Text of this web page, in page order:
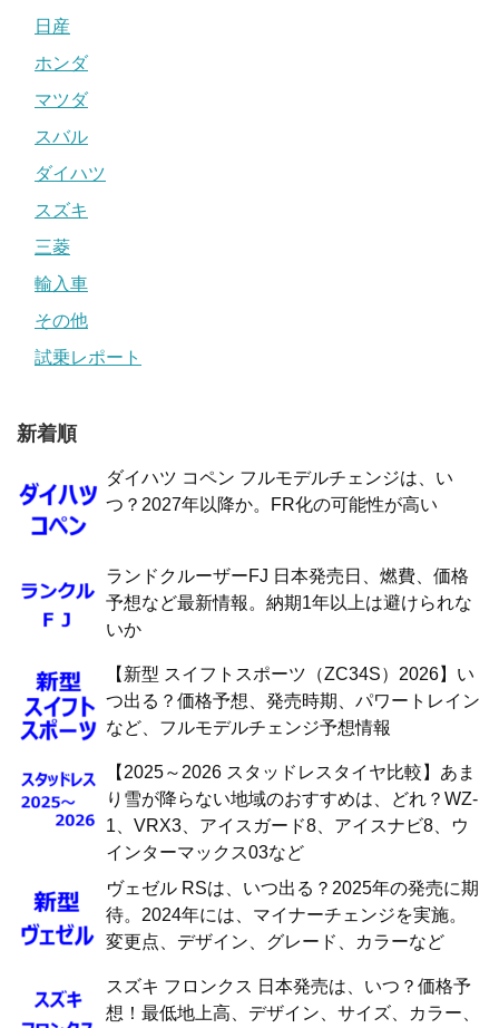
日産
ホンダ
マツダ
スバル
ダイハツ
スズキ
三菱
輸入車
その他
試乗レポート
新着順
ダイハツ コペン フルモデルチェンジは、い
つ？2027年以降か。FR化の可能性が高い
ランドクルーザーFJ 日本発売日、燃費、価格
予想など最新情報。納期1年以上は避けられな
いか
【新型 スイフトスポーツ（ZC34S）2026】い
つ出る？価格予想、発売時期、パワートレイン
など、フルモデルチェンジ予想情報
【2025～2026 スタッドレスタイヤ比較】あま
り雪が降らない地域のおすすめは、どれ？WZ-
1、VRX3、アイスガード8、アイスナビ8、ウ
インターマックス03など
ヴェゼル RSは、いつ出る？2025年の発売に期
待。2024年には、マイナーチェンジを実施。
変更点、デザイン、グレード、カラーなど
スズキ フロンクス 日本発売は、いつ？価格予
想！最低地上高、デザイン、サイズ、カラー、